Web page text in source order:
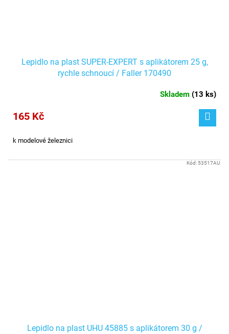
Lepidlo na plast SUPER-EXPERT s aplikátorem 25 g,
rychle schnoucí / Faller 170490
Skladem (13 ks)
165 Kč
k modelové železnici
Lepidlo na plast UHU 45885 s aplikátorem 30 g /
Kód: 53517AU